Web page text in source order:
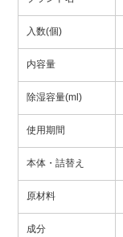
入数(個)
内容量
除湿容量(ml)
使用期間
本体・詰替え
原材料
成分